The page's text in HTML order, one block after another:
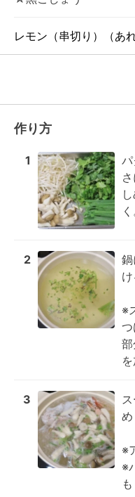
レモン（串切り）（あ
作り方
1
さ
く
2
け
※
3
め
※
※